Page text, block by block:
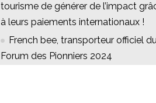
tourisme de générer de l’impact
à leurs paiements internationaux !
French bee, transporteur officiel
Forum des Pionniers 2024